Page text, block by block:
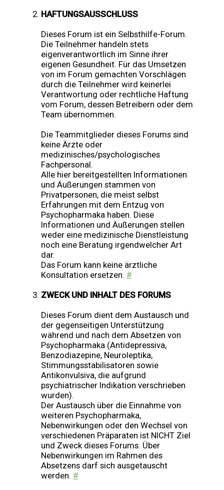
HAFTUNGSAUSSCHLUSS
Dieses Forum ist ein Selbsthilfe-Forum.
Die Teilnehmer handeln stets
eigenverantwortlich im Sinne ihrer
eigenen Gesundheit. Für das Umsetzen
von im Forum gemachten Vorschlägen
durch die Teilnehmer wird keinerlei
Verantwortung oder rechtliche Haftung
vom Forum, dessen Betreibern oder dem
Team übernommen.
Die Teammitglieder dieses Forums sind
keine Ärzte oder
medizinisches/psychologisches
Fachpersonal.
Alle hier bereitgestellten Informationen
und Äußerungen stammen von
Privatpersonen, die meist selbst
Erfahrungen mit dem Entzug von
Psychopharmaka haben. Diese
Informationen und Äußerungen stellen
weder eine medizinische Dienstleistung
noch eine Beratung irgendwelcher Art
dar.
Das Forum kann keine ärztliche
Konsultation ersetzen. #
ZWECK UND INHALT DES FORUMS
Dieses Forum dient dem Austausch und
der gegenseitigen Unterstützung
während und nach dem Absetzen von
Psychopharmaka (Antidepressiva,
Benzodiazepine, Neuroleptika,
Stimmungsstabilisatoren sowie
Antikonvulsiva, die aufgrund
psychiatrischer Indikation verschrieben
wurden).
Der Austausch über die Einnahme von
weiteren Psychopharmaka,
Nebenwirkungen oder den Wechsel von
verschiedenen Präparaten ist NICHT Ziel
und Zweck dieses Forums. Über
Nebenwirkungen im Rahmen des
Absetzens darf sich ausgetauscht
werden. #